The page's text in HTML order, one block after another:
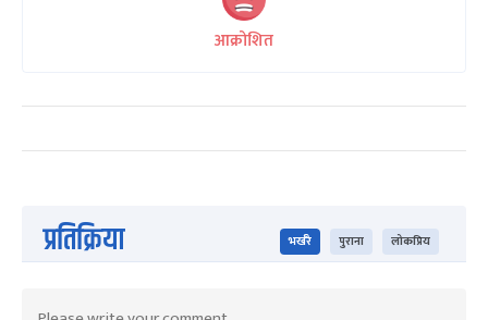
आक्रोशित
प्रतिक्रिया भर्खरै पुराना लोकप्रिय